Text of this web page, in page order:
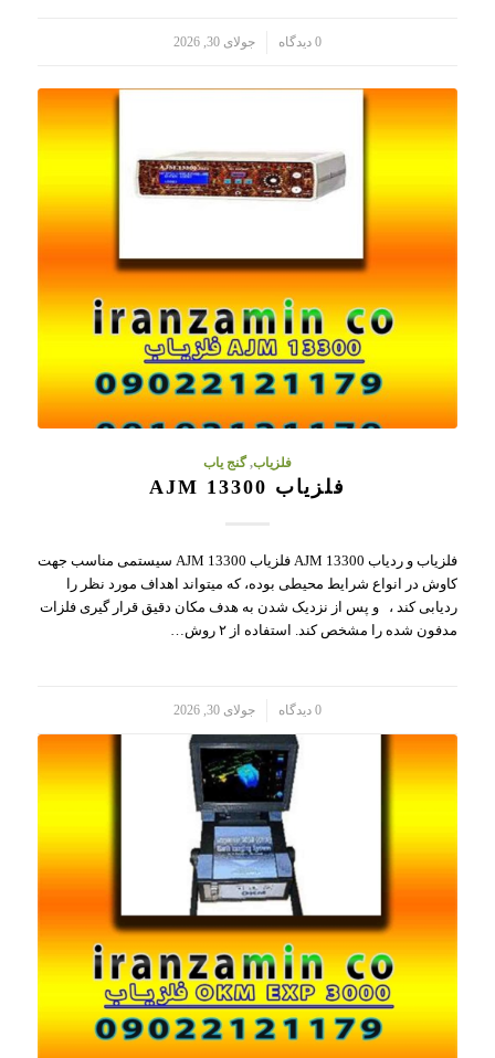
0 دیدگاه جولای 30, 2026
فلزیاب,گنج یاب
فلزیاب AJM 13300
فلزیاب و ردیاب AJM 13300 فلزیاب AJM 13300 سیستمی مناسب جهت
کاوش در انواع شرایط محیطی بوده، که میتواند اهداف مورد نظر را
ردیابی کند ، و پس از نزدیک شدن به هدف مکان دقیق قرار گیری فلزات
مدفون شده را مشخص کند. استفاده از ۲ روش…
0 دیدگاه جولای 30, 2026